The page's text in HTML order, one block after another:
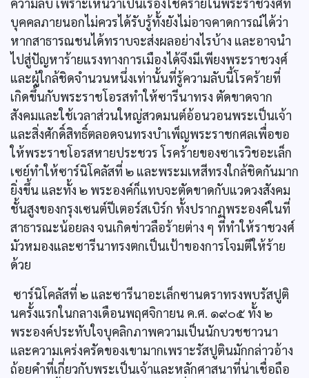
ความลับ เพราะเห็นว่าเป็นเรื่องโชคร้ายในพระราชวงศ์ที่
บุคคลภายนอกไม่ควรได้รับรู้ทั้งยังไม่อาจคาดการณ์ได้ว่า
หากสาธารณชนได้ทราบจะส่งผลอย่างไรบ้าง และอาจนำ
ไปสู่ปัญหาร้ายแรงทางการเมืองได้จึงมีเพียงพระราชวงศ์
และผู้ใกล้ชิดจำนวนหนึ่งเท่านั้นที่รู้ความลับนี้โรคร้ายที่
เกิดขึ้นกับพระราชโอรสทำให้ซารีนาทรง ตัดขาดจาก
สังคมและใช้เวลาส่วนใหญ่สวดมนต์อ้อนวอนพระเป็นเจ้า
และสิ่งศักดิ์สิทธิ์ตลอดจนทรงบำเพ็ญพระราชกศลเพื่อขอ
ให้พระราชโอรสหายประชวร โรคร้ายของซาเรวิชอะเล็ก
เซย์ทำให้ซาร์นิโคลัสที่ ๒ และพระมเหสีทรงใกล้ชิดกันมาก
ยิ่งขึ้น และทั้ง ๒ พระองค์ก็แทบจะตัดขาดกับแวดวงสังคม
ชั้นสูงของกรุงเซนต์ปีเตอร์สเบิร์ก ทั้งปรากฏพระองค์ในที่
สาธารณะน้อยลง จนเกิดข่าวลือร้ายต่าง ๆ ที่ทำให้ราชวงศ์
มัวหมองและซารีนาทรงตกเป็นเป้าของการโจมตีให้ร้าย
ด้วย
ซาร์นิโคลัสที่ ๒ และซารีนาอะเล็กซานดราทรงพบรัสปูติ
นครั้งแรกในกลางเดือนพฤศจิกายน ค.ศ. ๑๙๐๕ ทั้ง ๒
พระองค์ประทับใจบุคลิกภาพความเป็นนักบวชชาวนา
และความเคร่งครัดของเขามากเพราะรัสปูตินมักกล่าวอ้าง
ถ้อยคำที่เกี่ยวกับพระเป็นเจ้าและหลักศาสนาที่น่าเชื่อถือ